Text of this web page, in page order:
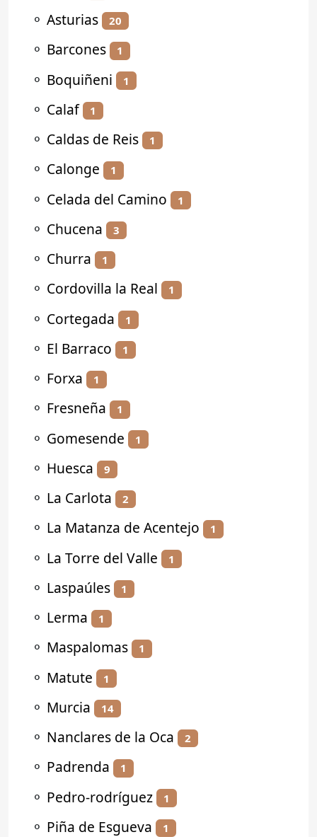
⚬ Asturias 20
⚬ Barcones 1
⚬ Boquiñeni 1
⚬ Calaf 1
⚬ Caldas de Reis 1
⚬ Calonge 1
⚬ Celada del Camino 1
⚬ Chucena 3
⚬ Churra 1
⚬ Cordovilla la Real 1
⚬ Cortegada 1
⚬ El Barraco 1
⚬ Forxa 1
⚬ Fresneña 1
⚬ Gomesende 1
⚬ Huesca 9
⚬ La Carlota 2
⚬ La Matanza de Acentejo 1
⚬ La Torre del Valle 1
⚬ Laspaúles 1
⚬ Lerma 1
⚬ Maspalomas 1
⚬ Matute 1
⚬ Murcia 14
⚬ Nanclares de la Oca 2
⚬ Padrenda 1
⚬ Pedro-rodríguez 1
⚬ Piña de Esgueva 1